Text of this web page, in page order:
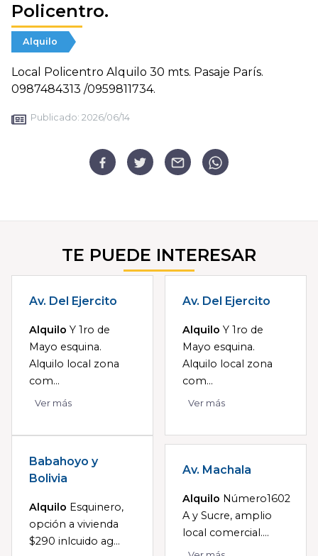
Policentro.
Alquilo
Local Policentro Alquilo 30 mts. Pasaje París.
0987484313 /0959811734.
Publicado: 2026/06/14
TE PUEDE INTERESAR
Av. Del Ejercito
Alquilo Y 1ro de
Mayo esquina.
Alquilo local zona
com...
Ver más
Av. Del Ejercito
Alquilo Y 1ro de
Mayo esquina.
Alquilo local zona
com...
Ver más
Babahoyo y
Bolivia
Alquilo Esquinero,
opción a vivienda
$290 inlcuido ag...
Av. Machala
Alquilo Número1602
A y Sucre, amplio
local comercial....